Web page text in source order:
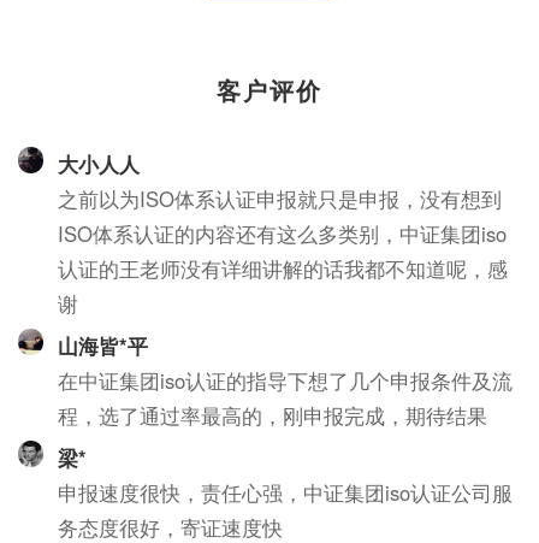
客户评价
大小人人
之前以为ISO体系认证申报就只是申报，没有想到
ISO体系认证的内容还有这么多类别，中证集团iso
认证的王老师没有详细讲解的话我都不知道呢，感
谢
山海皆*平
在中证集团iso认证的指导下想了几个申报条件及流
程，选了通过率最高的，刚申报完成，期待结果
梁*
申报速度很快，责任心强，中证集团iso认证公司服
务态度很好，寄证速度快